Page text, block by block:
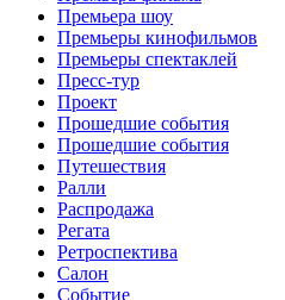
Премьера шоу
Премьеры кинофильмов
Премьеры спектаклей
Пресс-тур
Проект
Прошедшие события
Прошедшие события
Путешествия
Ралли
Распродажа
Регата
Ретроспектива
Салон
Событие